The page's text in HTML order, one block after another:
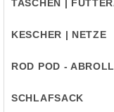
TASCHEN |
KESCHER | NETZE
ROD POD -
SCHLAFSACK